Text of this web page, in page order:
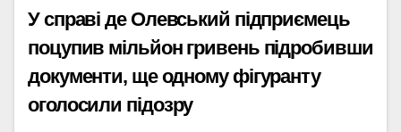
У справі де Олевський підприємець
поцупив мільйон гривень підробивши
документи, ще одному фігуранту
оголосили підозру